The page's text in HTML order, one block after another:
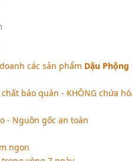
các sản phẩm Dậu Phộng
bảo quản - KHÔNG chứa
- Nguồn gốc an toàn
ngon